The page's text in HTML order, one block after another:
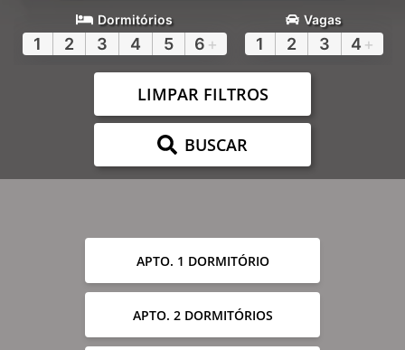
Dormitórios
1 2 3 4 5 6 +
Vagas
1 2 3 4 +
LIMPAR FILTROS
BUSCAR
APTO. 1 DORMITÓRIO
APTO. 2 DORMITÓRIOS